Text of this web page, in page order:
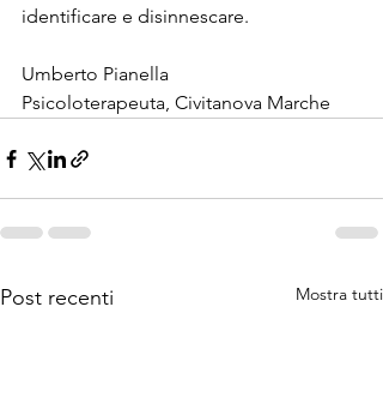
identificare e disinnescare.
Umberto Pianella
Psicoloterapeuta, Civitanova Marche
Post recenti Mostra tutti